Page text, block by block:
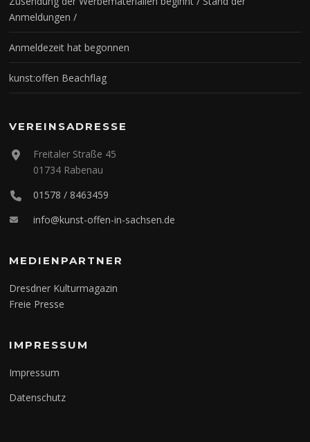
Anmeldungen /
Anmeldezeit hat begonnen
kunst:offen Beachflag
VEREINSADRESSE
Freitaler Straße 45
01734 Rabenau
01578 / 8463459
info@kunst-offen-in-sachsen.de
MEDIENPARTNER
Dresdner Kulturmagazin
Freie Presse
IMPRESSUM
Impressum
Datenschutz